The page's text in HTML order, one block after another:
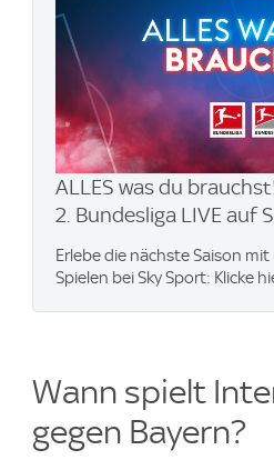
ALLES was du
2. Bundesliga LIVE auf
Erlebe die nächste Saison
Spielen bei Sky Sport: Klicke
Wann spielt
gegen Bayern?